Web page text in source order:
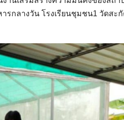
รกลางวัน โรงเรียนชุมชน1 วัดสะ